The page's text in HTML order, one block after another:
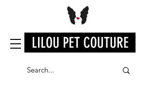
LILOU PET COUTURE